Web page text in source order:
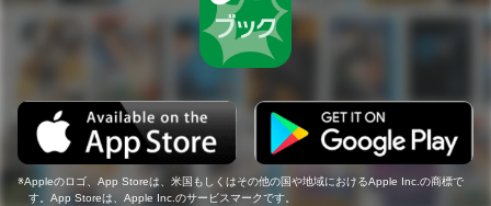
Appleのロゴ、App Storeは、米国もしくはその他の国や地域におけるApple Inc.の商標で
す。App Storeは、Apple Inc.のサービスマークです。